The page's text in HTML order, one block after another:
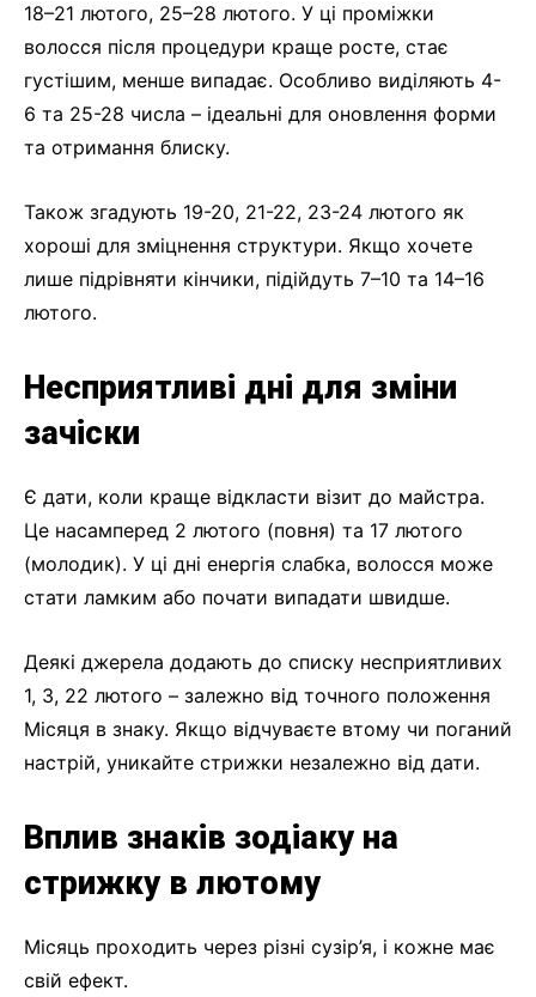
18–21 лютого, 25–28 лютого. У ці проміжки
волосся після процедури краще росте, стає
густішим, менше випадає. Особливо виділяють 4-
6 та 25-28 числа – ідеальні для оновлення форми
та отримання блиску.
Також згадують 19-20, 21-22, 23-24 лютого як
хороші для зміцнення структури. Якщо хочете
лише підрівняти кінчики, підійдуть 7–10 та 14–16
лютого.
Несприятливі дні для зміни
зачіски
Є дати, коли краще відкласти візит до майстра.
Це насамперед 2 лютого (повня) та 17 лютого
(молодик). У ці дні енергія слабка, волосся може
стати ламким або почати випадати швидше.
Деякі джерела додають до списку несприятливих
1, 3, 22 лютого – залежно від точного положення
Місяця в знаку. Якщо відчуваєте втому чи поганий
настрій, уникайте стрижки незалежно від дати.
Вплив знаків зодіаку на
стрижку в лютому
Місяць проходить через різні сузір’я, і кожне має
свій ефект.